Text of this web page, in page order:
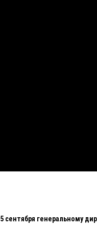
5 сентября генеральному